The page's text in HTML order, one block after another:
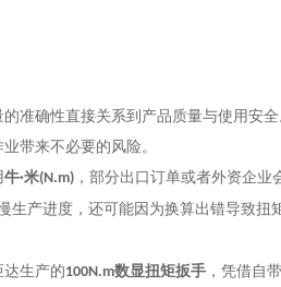
准确性直接关系到产品质量与使用安
带来不必要的风险。
牛·米(N.m)，部分出口订单或者外资企业
产进度，还可能因为换算出错导致扭
生产的100N.m数显扭矩扳手，凭借自